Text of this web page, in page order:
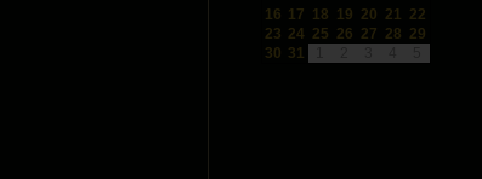
16 17 18 19 20 21 22
23 24 25 26 27 28 29
30 31